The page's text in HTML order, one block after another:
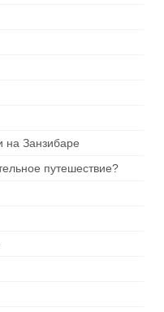
Занзибаре
путешествие?